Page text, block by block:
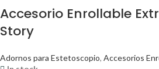
Accesorio Enrollable
Story
Adornos para Estetoscopio, Accesorios